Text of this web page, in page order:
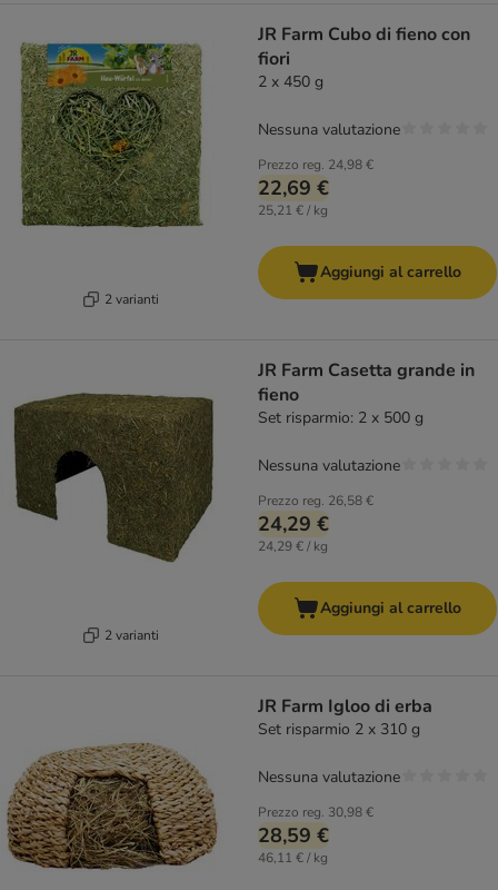
2 varianti
JR Farm Cubo di fieno con
fiori
2 x 450 g
Prezzo reg. 24,98 €
22,69 €
25,21 € / kg
Nessuna valutazione
Aggiungi al carrello
2 varianti
JR Farm Casetta grande in
fieno
Set risparmio: 2 x 500 g
Prezzo reg. 26,58 €
24,29 €
24,29 € / kg
Nessuna valutazione
Aggiungi al carrello
JR Farm Igloo di erba
Set risparmio 2 x 310 g
Prezzo reg. 30,98 €
28,59 €
46,11 € / kg
Nessuna valutazione